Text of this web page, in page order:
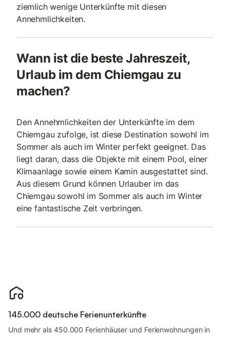
ziemlich wenige Unterkünfte mit diesen
Annehmlichkeiten.
Wann ist die beste Jahreszeit,
Urlaub im dem Chiemgau zu
machen?
Den Annehmlichkeiten der Unterkünfte im dem
Chiemgau zufolge, ist diese Destination sowohl im
Sommer als auch im Winter perfekt geeignet. Das
liegt daran, dass die Objekte mit einem Pool, einer
Klimaanlage sowie einem Kamin ausgestattet sind.
Aus diesem Grund können Urlauber im das
Chiemgau sowohl im Sommer als auch im Winter
eine fantastische Zeit verbringen.
145.000 deutsche Ferienunterkünfte
Und mehr als 450.000 Ferienhäuser und Ferienwohnungen in